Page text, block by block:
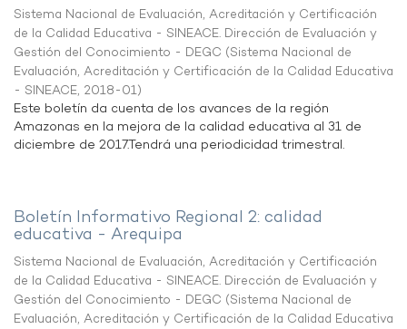
Sistema Nacional de Evaluación, Acreditación y Certificación
de la Calidad Educativa - SINEACE. Dirección de Evaluación y
Gestión del Conocimiento - DEGC (Sistema Nacional de
Evaluación, Acreditación y Certificación de la Calidad Educativa
- SINEACE, 2018-01)
Este boletín da cuenta de los avances de la región
Amazonas en la mejora de la calidad educativa al 31 de
diciembre de 2017.Tendrá una periodicidad trimestral.
Boletín Informativo Regional 2: calidad
educativa - Arequipa
Sistema Nacional de Evaluación, Acreditación y Certificación
de la Calidad Educativa - SINEACE. Dirección de Evaluación y
Gestión del Conocimiento - DEGC (Sistema Nacional de
Evaluación, Acreditación y Certificación de la Calidad Educativa